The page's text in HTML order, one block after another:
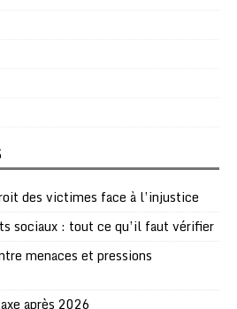
des victimes face à l’injustice
sociaux : tout ce qu’il faut vérifier
menaces et pressions
après 2026